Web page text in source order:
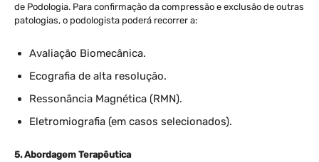
de Podologia. Para confirmação da compressão e exclusão de outras
patologias, o podologista poderá recorrer a:
Avaliação Biomecânica.
Ecografia de alta resolução.
Ressonância Magnética (RMN).
Eletromiografia (em casos selecionados).
5. Abordagem Terapêutica